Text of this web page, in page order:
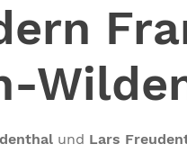
und Lars